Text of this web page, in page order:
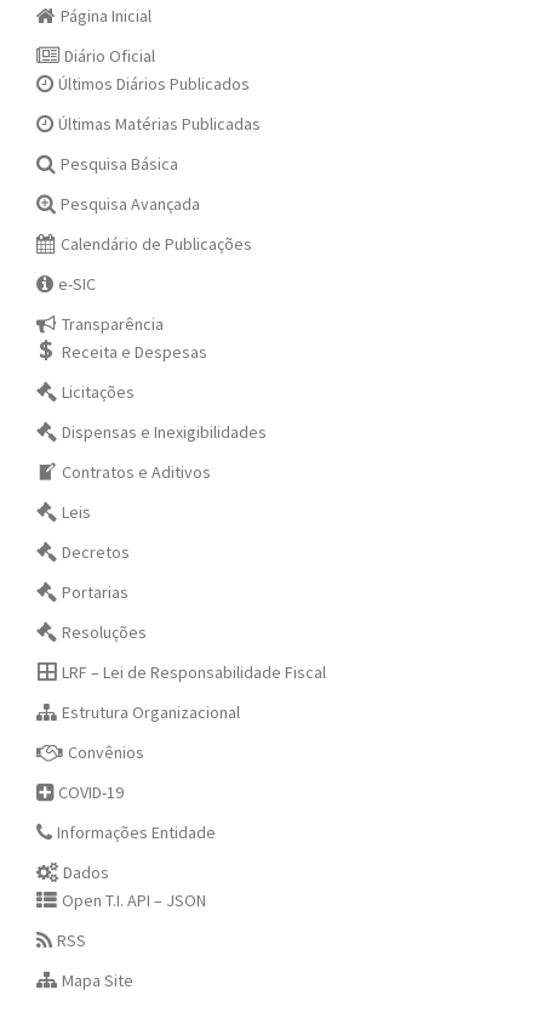
Página Inicial
Diário Oficial
Últimos Diários Publicados
Últimas Matérias Publicadas
Pesquisa Básica
Pesquisa Avançada
Calendário de Publicações
e-SIC
Transparência
Receita e Despesas
Licitações
Dispensas e Inexigibilidades
Contratos e Aditivos
Leis
Decretos
Portarias
Resoluções
LRF – Lei de Responsabilidade Fiscal
Estrutura Organizacional
Convênios
COVID-19
Informações Entidade
Dados
Open T.I. API – JSON
RSS
Mapa Site